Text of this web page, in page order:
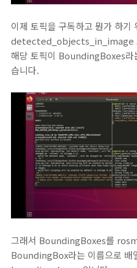
이제 토픽을 구독하고 뭔가 하기
detected_objects_in_image
해당 토픽이 BoundingBoxes라
습니다.
그래서 BoundingBoxes를
BoundingBox라는 이름으로 배